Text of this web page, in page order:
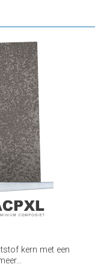
kern met een